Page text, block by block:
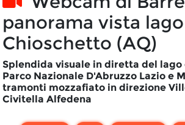
panorama vista
Chioschetto (AQ)
Splendida visuale in diretta del lago
Parco Nazionale D'Abruzzo Lazio e
tramonti mozzafiato in direzione
Civitella Alfedena